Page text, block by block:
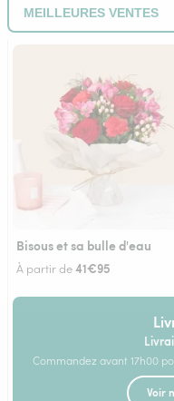
Bisous et sa bulle d'eau
À partir de41€95
Commandez avant 17h00
Voir